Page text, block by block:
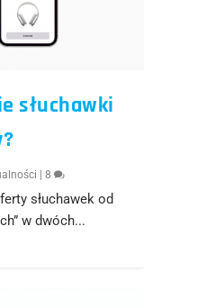
słuchawki
|8
słuchawek od
w dwóch...